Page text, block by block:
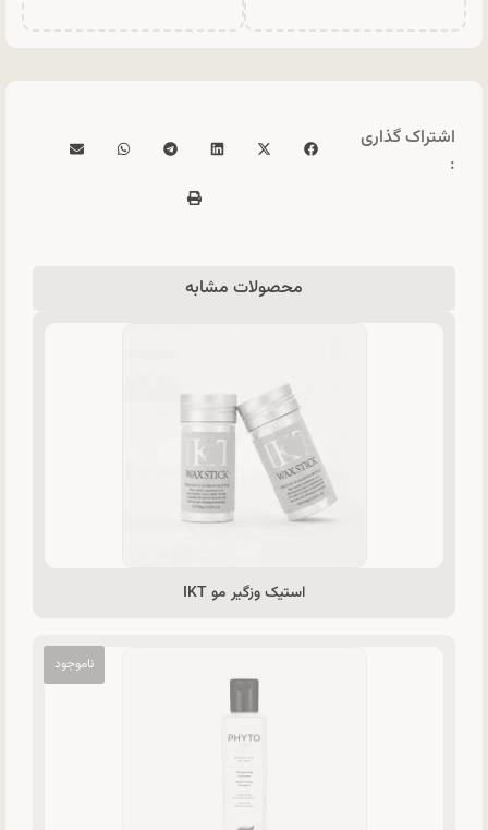
اشتراک گذاری
:
محصولات مشابه
استیک وزگیر مو IKT